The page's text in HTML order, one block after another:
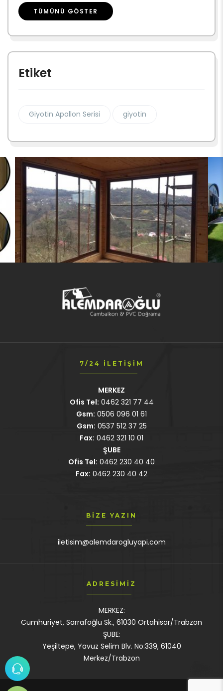
TÜMÜNÜ GÖSTER
Etiket
Giyotin Apollon Serisi giyotin
7/24 İLETIŞIM
MERKEZ
Ofis Tel: 0462 321 77 44
Gsm: 0506 096 01 61
Gsm: 0537 512 37 25
Fax: 0462 321 10 01
ŞUBE
Ofis Tel: 0462 230 40 40
Fax: 0462 230 40 42
BIZE YAZIN
iletisim@alemdarogluyapi.com
ADRESIMIZ
MERKEZ:
Cumhuriyet, Sarrafoğlu Sk., 61030 Ortahisar/Trabzon
ŞUBE:
Yeşiltepe, Yavuz Selim Blv. No:339, 61040
Merkez/Trabzon